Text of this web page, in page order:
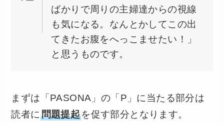
ばかりで周りの主婦達からの視線
も気になる。なんとかしてこの出
てきたお腹をへっこませたい！」
と思うものです。
まずは「PASONA」の「P」に当たる部分は
読者に 問題提起を促す部分となります。